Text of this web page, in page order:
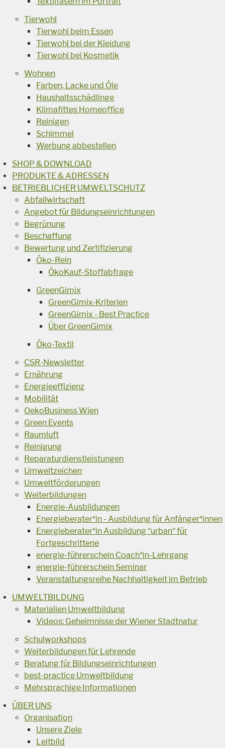
Tierwohl
Tierwohl beim Essen
Tierwohl bei der Kleidung
Tierwohl bei Kosmetik
Wohnen
Farben, Lacke und Öle
Haushaltsschädlinge
Klimafittes Homeoffice
Reinigen
Schimmel
Werbung abbestellen
SHOP & DOWNLOAD
PRODUKTE & ADRESSEN
BETRIEBLICHER UMWELTSCHUTZ
Abfallwirtschaft
Angebot für Bildungseinrichtungen
Begrünung
Beschaffung
Bewertung und Zertifizierung
Öko-Rein
ÖkoKauf-Stoffabfrage
GreenGimix
GreenGimix-Kriterien
GreenGimix - Best Practice
Über GreenGimix
Öko-Textil
CSR-Newsletter
Ernährung
Energieeffizienz
Mobilität
OekoBusiness Wien
Green Events
Raumluft
Reinigung
Reparaturdienstleistungen
Umweltzeichen
Umweltförderungen
Weiterbildungen
Energie-Ausbildungen
Energieberater*in - Ausbildung für Anfänger*innen
Energieberater*in Ausbildung “urban“ für
Fortgeschrittene
energie-führerschein Coach*in-Lehrgang
energie-führerschein Seminar
Veranstaltungsreihe Nachhaltigkeit im Betrieb
UMWELTBILDUNG
Materialien Umweltbildung
Videos: Geheimnisse der Wiener Stadtnatur
Schulworkshops
Weiterbildungen für Lehrende
Beratung für Bildungseinrichtungen
best-practice Umweltbildung
Mehrsprachige Informationen
ÜBER UNS
Organisation
Unsere Ziele
Leitbild